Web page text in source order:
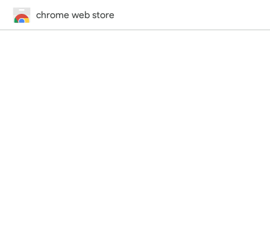
chrome web store